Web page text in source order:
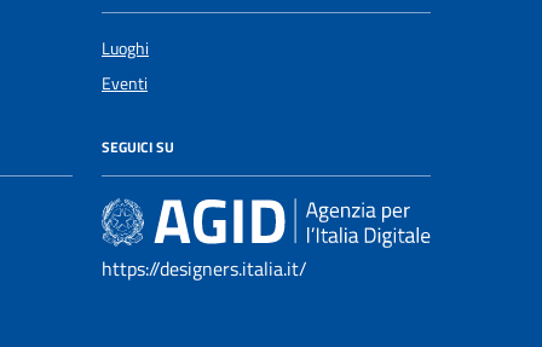
Luoghi
Eventi
SEGUICI SU
https://designers.italia.it/